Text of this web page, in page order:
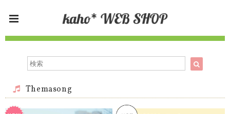
Themasong